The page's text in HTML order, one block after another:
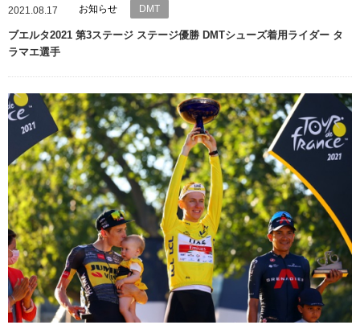
2021.08.17 お知らせ DMT
ブエルタ2021 第3ステージ ステージ優勝 DMTシューズ着用ライダー タ
ラマエ選手